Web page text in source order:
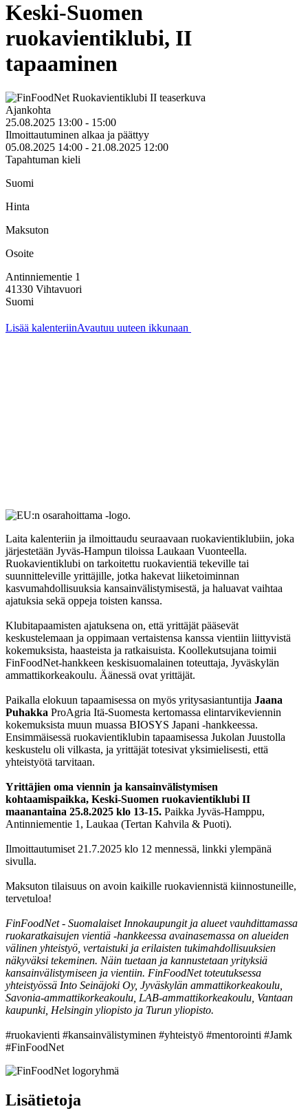
Keski-Suomen
ruokavientiklubi, II
tapaaminen
Ajankohta
25.08.2025 13:00 - 15:00
Ilmoittautuminen alkaa ja päättyy
05.08.2025 14:00 - 21.08.2025 12:00
Tapahtuman kieli
Suomi
Hinta
Maksuton
Osoite
Antinniementie 1
41330 Vihtavuori
Suomi
Lisää kalenteriinAvautuu uuteen ikkunaan
Laita kalenteriin ja ilmoittaudu seuraavaan ruokavientiklubiin, joka
järjestetään Jyväs-Hampun tiloissa Laukaan Vuonteella.
Ruokavientiklubi on tarkoitettu ruokavientiä tekeville tai
suunnitteleville yrittäjille, jotka hakevat liiketoiminnan
kasvumahdollisuuksia kansainvälistymisestä, ja haluavat vaihtaa
ajatuksia sekä oppeja toisten kanssa.
Klubitapaamisten ajatuksena on, että yrittäjät pääsevät
keskustelemaan ja oppimaan vertaistensa kanssa vientiin liittyvistä
kokemuksista, haasteista ja ratkaisuista. Koollekutsujana toimii
FinFoodNet-hankkeen keskisuomalainen toteuttaja, Jyväskylän
ammattikorkeakoulu. Äänessä ovat yrittäjät.
Paikalla elokuun tapaamisessa on myös yritysasiantuntija Jaana
Puhakka ProAgria Itä-Suomesta kertomassa elintarvikeviennin
kokemuksista muun muassa BIOSYS Japani -hankkeessa.
Ensimmäisessä ruokavientiklubin tapaamisessa Jukolan Juustolla
keskustelu oli vilkasta, ja yrittäjät totesivat yksimielisesti, että
yhteistyötä tarvitaan.
Yrittäjien oma viennin ja kansainvälistymisen
kohtaamispaikka, Keski-Suomen ruokavientiklubi II
maanantaina 25.8.2025 klo 13-15. Paikka Jyväs-Hamppu,
Antinniementie 1, Laukaa (Tertan Kahvila & Puoti).
Ilmoittautumiset 21.7.2025 klo 12 mennessä, linkki ylempänä
sivulla.
Maksuton tilaisuus on avoin kaikille ruokaviennistä kiinnostuneille,
tervetuloa!
FinFoodNet - Suomalaiset Innokaupungit ja alueet vauhdittamassa
ruokaratkaisujen vientiä -hankkeessa avainasemassa on alueiden
välinen yhteistyö, vertaistuki ja erilaisten tukimahdollisuuksien
näkyväksi tekeminen. Näin tuetaan ja kannustetaan yrityksiä
kansainvälistymiseen ja vientiin. FinFoodNet toteutuksessa
yhteistyössä Into Seinäjoki Oy, Jyväskylän ammattikorkeakoulu,
Savonia-ammattikorkeakoulu, LAB-ammattikorkeakoulu, Vantaan
kaupunki, Helsingin yliopisto ja Turun yliopisto.
#ruokavienti #kansainvälistyminen #yhteistyö #mentorointi #Jamk
#FinFoodNet
Lisätietoja